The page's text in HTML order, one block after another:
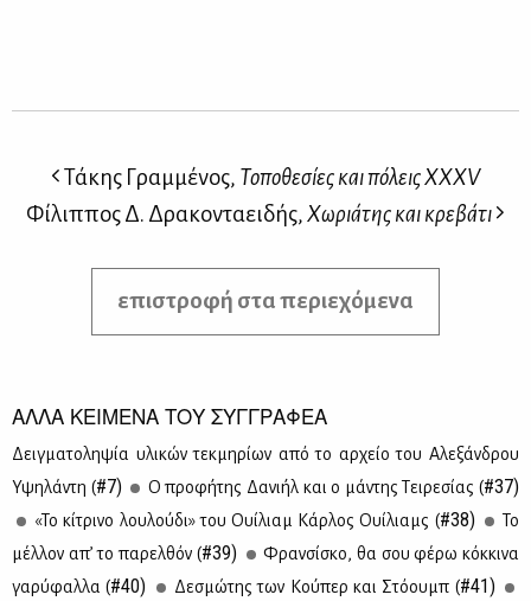
Τάκης Γραμμένος, Τοποθεσίες και πόλεις ΧΧΧV
Φίλιππος Δ. Δρακονταειδής, Χωριάτης και κρεβάτι
επιστροφή στα περιεχόμενα
ΑΛΛΑ ΚΕΙΜΕΝΑ ΤΟΥ ΣΥΓΓΡΑΦΕΑ
Δειγ­μα­το­λη­ψία υλι­κών τεκ­μη­ρί­ων από το αρ­χείο του Αλε­ξάν­δρου
Υψη­λά­ντη (#7) Ο προ­φή­της Δα­νι­ήλ και ο μά­ντης Τει­ρε­σί­ας (#37)
«Το κί­τρι­νο λου­λού­δι» του Ουί­λιαμ Κάρ­λος Ουί­λιαμς (#38)
Το
μέλ­λον απ’ το πα­ρελ­θόν (#39)
Φραν­σί­σκο, θα σου φέ­ρω κόκ­κι­να
γα­ρύ­φαλ­λα (#40) Δε­σμώ­της των Κού­περ και Στό­ουμπ (#41)